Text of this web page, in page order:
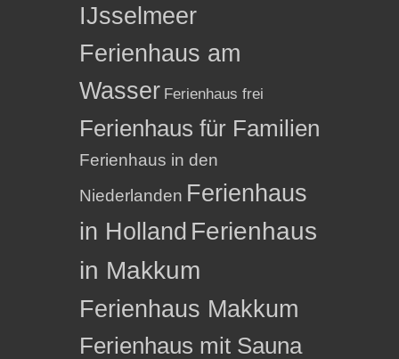
IJsselmeer
Ferienhaus am
Wasser Ferienhaus frei
Ferienhaus für Familien
Ferienhaus in den
Niederlanden Ferienhaus
in Holland Ferienhaus
in Makkum
Ferienhaus Makkum
Ferienhaus mit Sauna